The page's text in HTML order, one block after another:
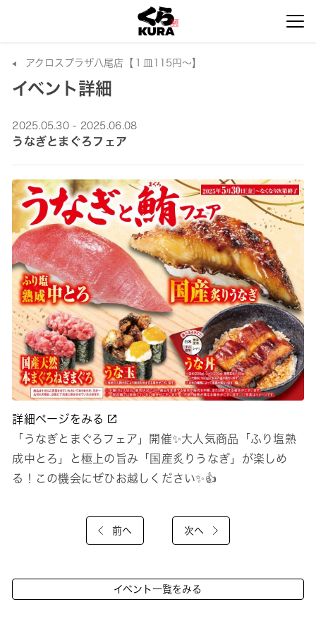
アクロスプラザ八尾店【１皿115円～】
イベント詳細
2025.05.30 - 2025.06.08
うなぎとまぐろフェア
詳細ページをみる
「うなぎとまぐろフェア」開催✨大人気商品「ふり塩熟
成中とろ」と極上の旨み「国産炙りうなぎ」が楽しめ
る！この機会にぜひお越しください✨👍
前へ 次へ
イベント一覧をみる